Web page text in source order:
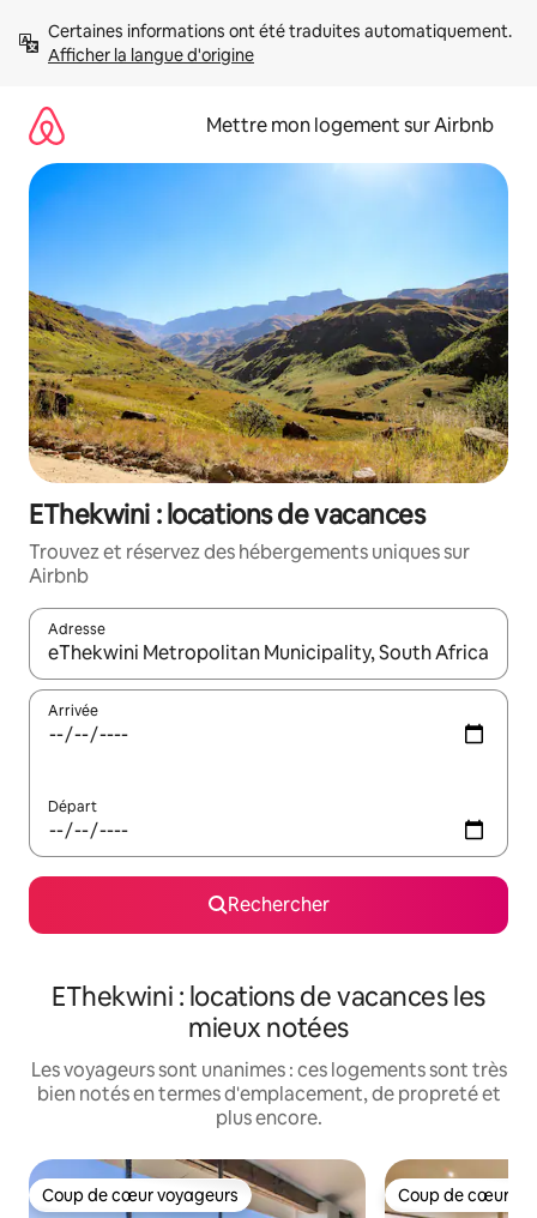
directement
Afficher la langue d'origine
Mettre mon logement sur Airbnb
EThekwini : locations de vacances
Trouvez et réservez des hébergements uniques sur
Airbnb
Adresse
Lorsque les résultats s'affichent, utilisez les flèches vers le
Arrivée
Départ
Rechercher
EThekwini : locations de vacances les
mieux notées
Les voyageurs sont unanimes : ces logements sont très
bien notés en termes d'emplacement, de propreté et
plus encore.
Coup de cœur voyageurs
Coup de cœur voyageurs Coup de cœur
Coup de cœur